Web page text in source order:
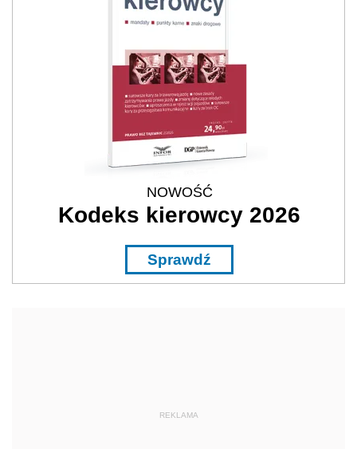
NOWOŚĆ
Kodeks kierowcy 2026
Sprawdź
REKLAMA